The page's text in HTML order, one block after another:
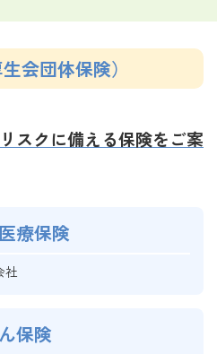
会団体保険）
スクに備える保険をご案
療保険
社
保険